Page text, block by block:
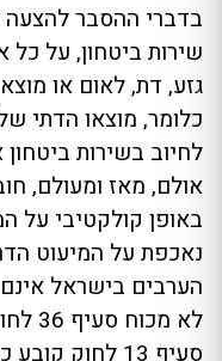
בדברי ההסבר
שירות ביטחון, על
גזע, דת, לאום או
כלומר, מוצאו הדתי
לחיוב בשירות
אולם, מאז ומעולם,
באופן קולקטיבי על
נאכפת על המיעוט
הערבים בישראל
לא מכוח סעיף 36 לחוק ולא מכוח סעיף אחר.
סעיף 13 לחוק